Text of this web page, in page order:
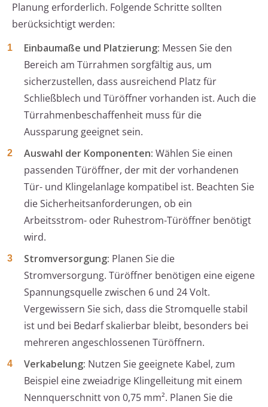
Planung erforderlich. Folgende Schritte sollten
berücksichtigt werden:
Einbaumaße und Platzierung: Messen Sie den
Bereich am Türrahmen sorgfältig aus, um
sicherzustellen, dass ausreichend Platz für
Schließblech und Türöffner vorhanden ist. Auch die
Türrahmenbeschaffenheit muss für die
Aussparung geeignet sein.
Auswahl der Komponenten: Wählen Sie einen
passenden Türöffner, der mit der vorhandenen
Tür- und Klingelanlage kompatibel ist. Beachten Sie
die Sicherheitsanforderungen, ob ein
Arbeitsstrom- oder Ruhestrom-Türöffner benötigt
wird.
Stromversorgung: Planen Sie die
Stromversorgung. Türöffner benötigen eine eigene
Spannungsquelle zwischen 6 und 24 Volt.
Vergewissern Sie sich, dass die Stromquelle stabil
ist und bei Bedarf skalierbar bleibt, besonders bei
mehreren angeschlossenen Türöffnern.
Verkabelung: Nutzen Sie geeignete Kabel, zum
Beispiel eine zweiadrige Klingelleitung mit einem
Nennquerschnitt von 0,75 mm². Planen Sie die